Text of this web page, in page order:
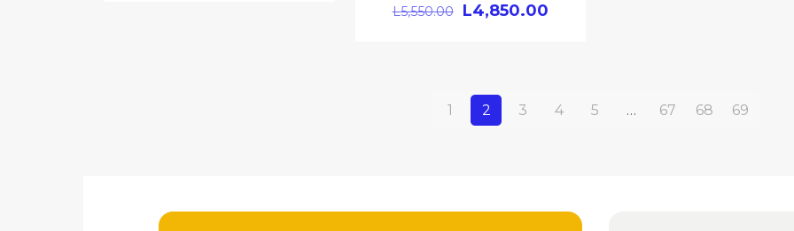
L5,550.00 L4,850.00
1 2 3 4 5 … 67 68 69